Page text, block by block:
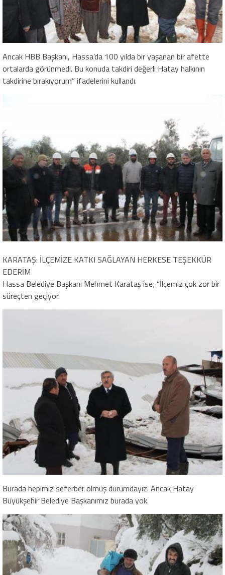
Ancak HBB Başkanı, Hassa’da 100 yılda bir yaşanan bir afette
ortalarda görünmedi. Bu konuda takdiri değerli Hatay halkının
takdirine bırakıyorum” ifadelerini kullandı.
KARATAŞ: İLÇEMİZE KATKI SAĞLAYAN HERKESE TEŞEKKÜR
EDERİM
Hassa Belediye Başkanı Mehmet Karataş ise; “İlçemiz çok zor bir
süreçten geçiyor.
Burada hepimiz seferber olmuş durumdayız. Ancak Hatay
Büyükşehir Belediye Başkanımız burada yok.